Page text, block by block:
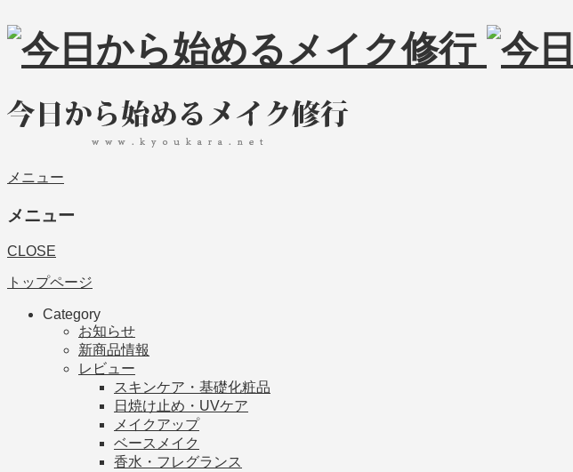
メニュー
メニュー
CLOSE
トップページ
Category
お知らせ
新商品情報
レビュー
スキンケア・基礎化粧品
日焼け止め・UVケア
メイクアップ
ベースメイク
香水・フレグランス